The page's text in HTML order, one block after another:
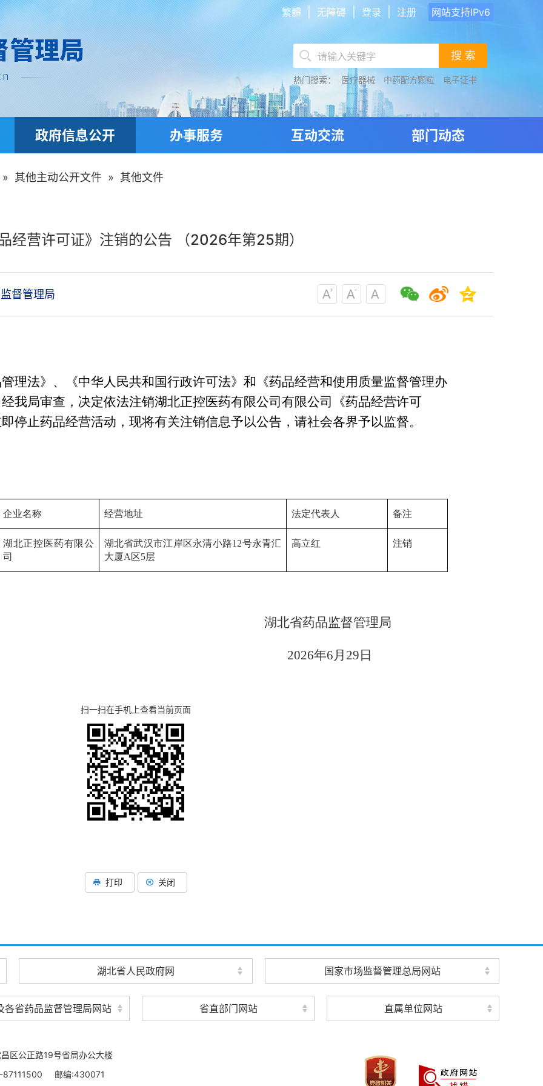
繁體 无障碍 登录 注册 网站支持IPv6
搜 索
热门搜索： 医疗器械 中药配方颗粒 电子证书
政府信息公开 办事服务 互动交流 部门动态
» 其他主动公开文件 » 其他文件
品经营许可证》注销的公告 （2026年第25期）
督管理局
理法》、《中华人民共和国行政许可法》和 《药品经营和使用质量监督管理办
我局审查，决定依法注销湖北正控医药有限公司有限公司《药品经营许可
停止药品经营活动，现将有关注销信息予以公告，请社会各界予以监督。
企业名称 经营地址 法定代表人 备注
湖北正控医药有限公
司
湖北省武汉市江岸区永清小路12号永青汇
大厦A 区5层
高立红 注销
湖北省药品监督管理局
2026年6月 29 日
扫一扫在手机上查看当前页面
打印 关闭
湖北省人民政府网 国家市场监督管理总局网站
各省药品监督管理局网站 省直部门网站 直属单位网站
区公正路19号省局办公大楼
87111500
邮编:430071